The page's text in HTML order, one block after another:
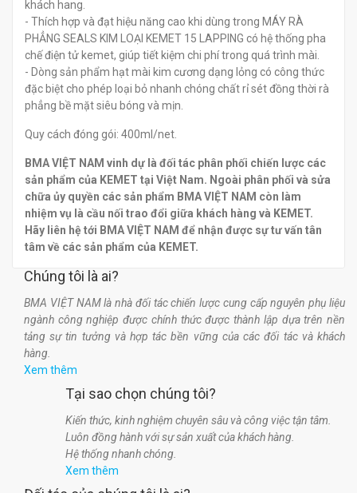
khách hang.
- Thích hợp và đạt hiệu năng cao khi dùng trong MÁY RÀ
PHẲNG SEALS KIM LOẠI KEMET 15 LAPPING có hệ thống pha
chế điện tử kemet, giúp tiết kiệm chi phí trong quá trình mài.
- Dòng sản phẩm hạt mài kim cương dạng lỏng có công thức
đặc biệt cho phép loại bỏ nhanh chóng chất rỉ sét đồng thời rà
phẳng bề mặt siêu bóng và mịn.
Quy cách đóng gói: 400ml/net.
BMA VIỆT NAM vinh dự là đối tác phân phối chiến lược các
sản phẩm của KEMET tại Việt Nam. Ngoài phân phối và sửa
chữa ủy quyền các sản phẩm BMA VIỆT NAM còn làm
nhiệm vụ là cầu nối trao đổi giữa khách hàng và KEMET.
Hãy liên hệ tới BMA VIỆT NAM để nhận được sự tư vấn tân
tâm về các sản phẩm của KEMET.
Chúng tôi là ai?
BMA VIỆT NAM là nhà đối tác chiến lược cung cấp nguyên phụ liệu
ngành công nghiệp được chính thức được thành lập dựa trên nền
tảng sự tin tưởng và hợp tác bền vững của các đối tác và khách
hàng.
Xem thêm
Tại sao chọn chúng tôi?
Kiến thức, kinh nghiệm chuyên sâu và công việc tận tâm.
Luôn đồng hành với sự sản xuất của khách hàng.
Hệ thống nhanh chóng.
Xem thêm